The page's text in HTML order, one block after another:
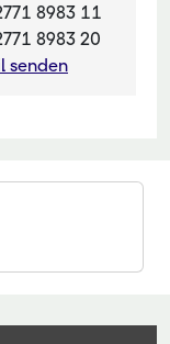
8983 11
8983 20
senden